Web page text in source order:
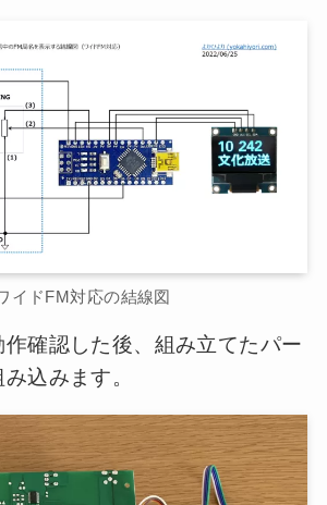
イドFM対応の結線図
作確認した後、組み立てたパー
込みます。